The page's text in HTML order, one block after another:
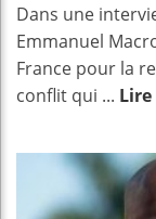
Dans une
Emmanuel
France pour la
conflit qui ...